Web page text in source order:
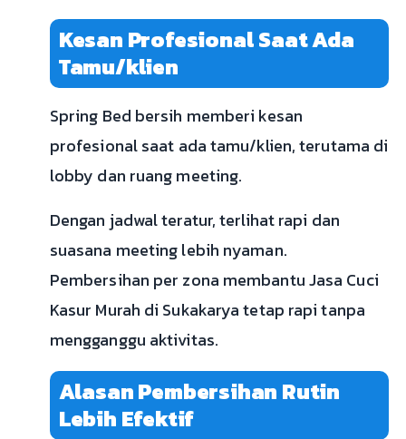
Kesan Profesional Saat Ada
Tamu/klien
Spring Bed bersih memberi kesan
profesional saat ada tamu/klien, terutama di
lobby dan ruang meeting.
Dengan jadwal teratur, terlihat rapi dan
suasana meeting lebih nyaman.
Pembersihan per zona membantu Jasa Cuci
Kasur Murah di Sukakarya tetap rapi tanpa
mengganggu aktivitas.
Alasan Pembersihan Rutin
Lebih Efektif